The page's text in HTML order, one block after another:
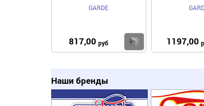
GARDE
817,00 руб Купить
1197,00
Наши бренды